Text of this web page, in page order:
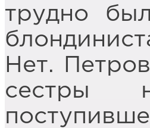
трудно
Нет.
сестры